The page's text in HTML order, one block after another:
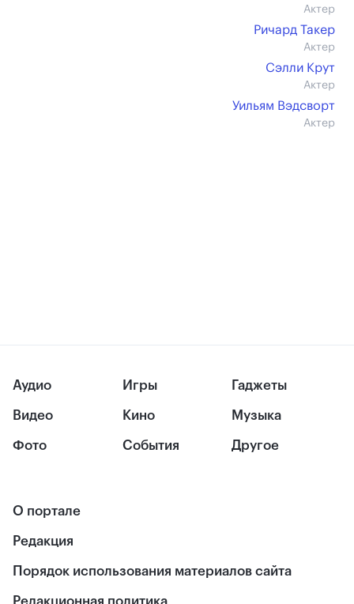
Актер
Ричард Такер
Актер
Сэлли Крут
Актер
Уильям Вэдсворт
Актер
Аудио
Видео
Фото
Игры
Кино
События
Гаджеты
Музыка
Другое
О портале
Редакция
Порядок использования материалов сайта